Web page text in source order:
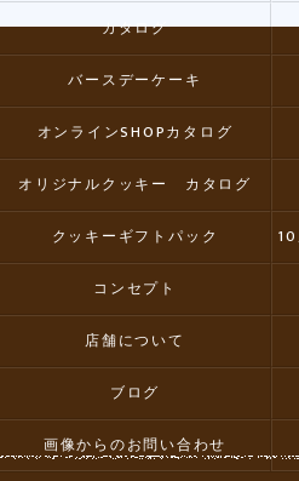
カタログ
バースデーケーキ
オンラインSHOPカタログ
オリジナルクッキー カタログ
クッキーギフトパック
コンセプト
店舗について
ブログ
画像からのお問い合わせ